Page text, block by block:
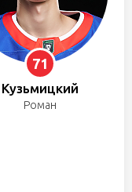
71
Кузьмицкий
Роман